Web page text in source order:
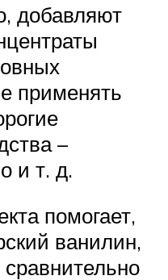
добавляют
применять
–
и т. д.
помогает,
ванилин,
сравнительно